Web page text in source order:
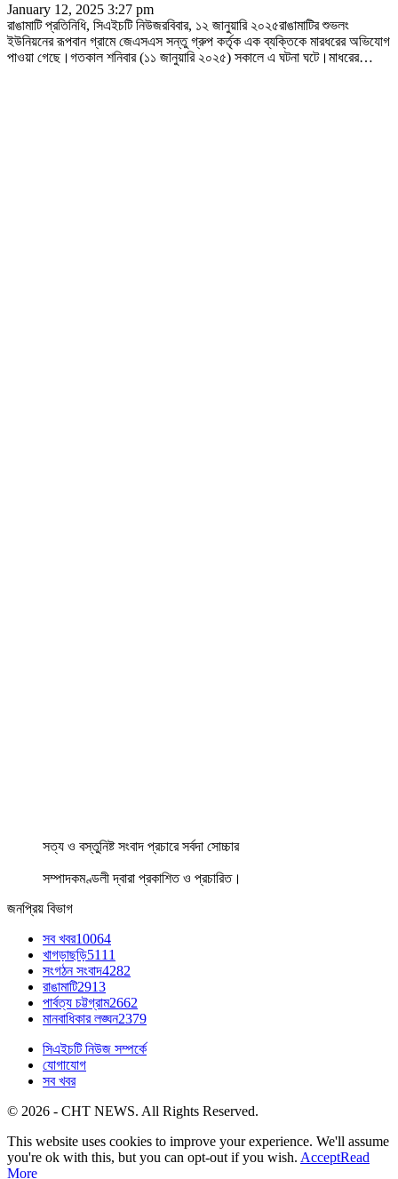
January 12, 2025 3:27 pm
রাঙামাটি প্রতিনিধি, সিএইচটি নিউজরবিবার, ১২ জানুয়ারি ২০২৫রাঙামাটির শুভলং
ইউনিয়নের রূপবান গ্রামে জেএসএস সন্তু গ্রুপ কর্তৃক এক ব্যক্তিকে মারধরের অভিযোগ
পাওয়া গেছে।গতকাল শনিবার (১১ জানুয়ারি ২০২৫) সকালে এ ঘটনা ঘটে।মাধরের…
সত্য ও বস্তুনিষ্ট সংবাদ প্রচারে সর্বদা সোচ্চার
সম্পাদকমণ্ডলী দ্বারা প্রকাশিত ও প্রচারিত।
জনপ্রিয় বিভাগ
সব খবর10064
খাগড়াছড়ি5111
সংগঠন সংবাদ4282
রাঙামাটি2913
পার্বত্য চট্টগ্রাম2662
মানবাধিকার লঙ্ঘন2379
সিএইচটি নিউজ সম্পর্কে
যোগাযোগ
সব খবর
© 2026 - CHT NEWS. All Rights Reserved.
This website uses cookies to improve your experience. We'll assume
you're ok with this, but you can opt-out if you wish. AcceptRead
More